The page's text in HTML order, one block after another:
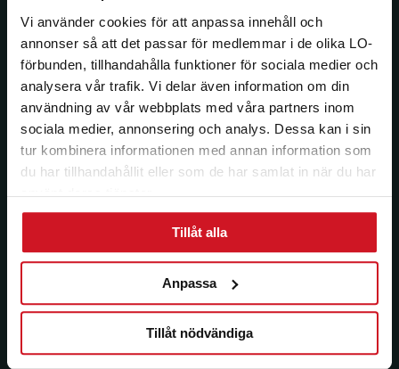
Vi använder cookies för att anpassa innehåll och
annonser så att det passar för medlemmar i de olika LO-
förbunden, tillhandahålla funktioner för sociala medier och
analysera vår trafik. Vi delar även information om din
användning av vår webbplats med våra partners inom
sociala medier, annonsering och analys. Dessa kan i sin
tur kombinera informationen med annan information som
du har tillhandahållit eller som de har samlat in när du har
använt deras tjänster.
Tillåt alla
Anpassa
Tillåt nödvändiga